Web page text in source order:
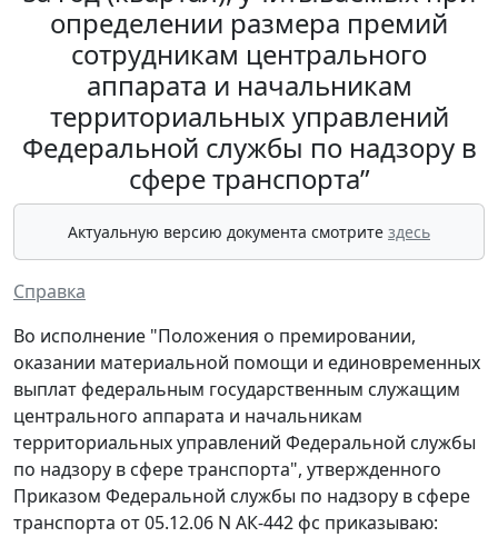
определении размера премий
сотрудникам центрального
аппарата и начальникам
территориальных управлений
Федеральной службы по надзору в
сфере транспорта”
Актуальную версию документа смотрите здесь
Справка
Во исполнение "Положения о премировании,
оказании материальной помощи и единовременных
выплат федеральным государственным служащим
центрального аппарата и начальникам
территориальных управлений Федеральной службы
по надзору в сфере транспорта", утвержденного
Приказом Федеральной службы по надзору в сфере
транспорта от 05.12.06 N АК-442 фс приказываю: